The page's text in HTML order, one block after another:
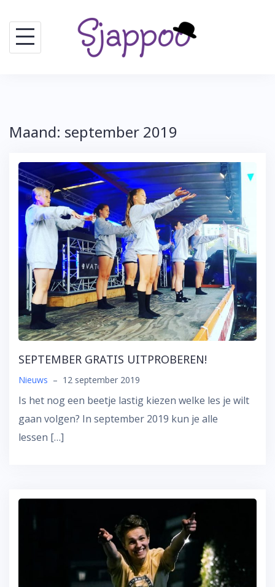
content
Maand: september 2019
SEPTEMBER GRATIS UITPROBEREN!
Nieuws – 12 september 2019
Is het nog een beetje lastig kiezen welke les je wilt
gaan volgen? In september 2019 kun je alle
lessen […]